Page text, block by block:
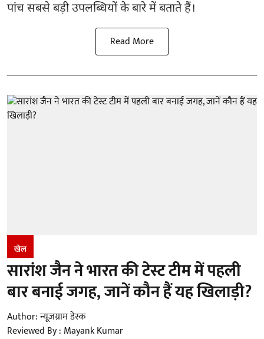
पांच सबसे बड़ी उपलब्धियों के बारे में बताते हैं।
Read More
खेल
सारांश जैन ने भारत की टेस्ट टीम में पहली
बार बनाई जगह, जानें कौन हैं यह खिलाड़ी?
Author:न्यूज़ग्राम डेस्क
Reviewed By : Mayank Kumar